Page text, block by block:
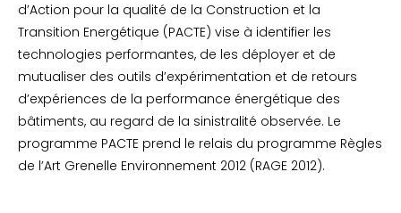
d’Action pour la qualité de la Construction et la
Transition Energétique (PACTE) vise à identifier les
technologies performantes, de les déployer et de
mutualiser des outils d’expérimentation et de retours
d’expériences de la performance énergétique des
bâtiments, au regard de la sinistralité observée. Le
programme PACTE prend le relais du programme Règles
de l’Art Grenelle Environnement 2012 (RAGE 2012).